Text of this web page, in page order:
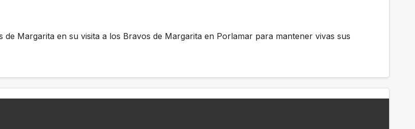
Margarita en su visita a los Bravos de Margarita en Porlamar para mantener vivas sus